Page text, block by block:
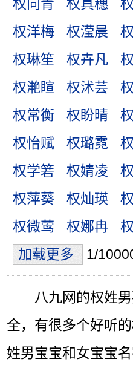
权向青
权真穗
权洋梅
权滢晨
权琳笙
权卉凡
权滟睻
权沭芸
权常衡
权盼晴
权怡赋
权璐霓
权学箬
权婧凌
权萍葵
权灿瑛
权微莺
权娜冉
加载更多
1/
八九网的权姓
全，有很多个好听
姓男宝宝和女宝宝